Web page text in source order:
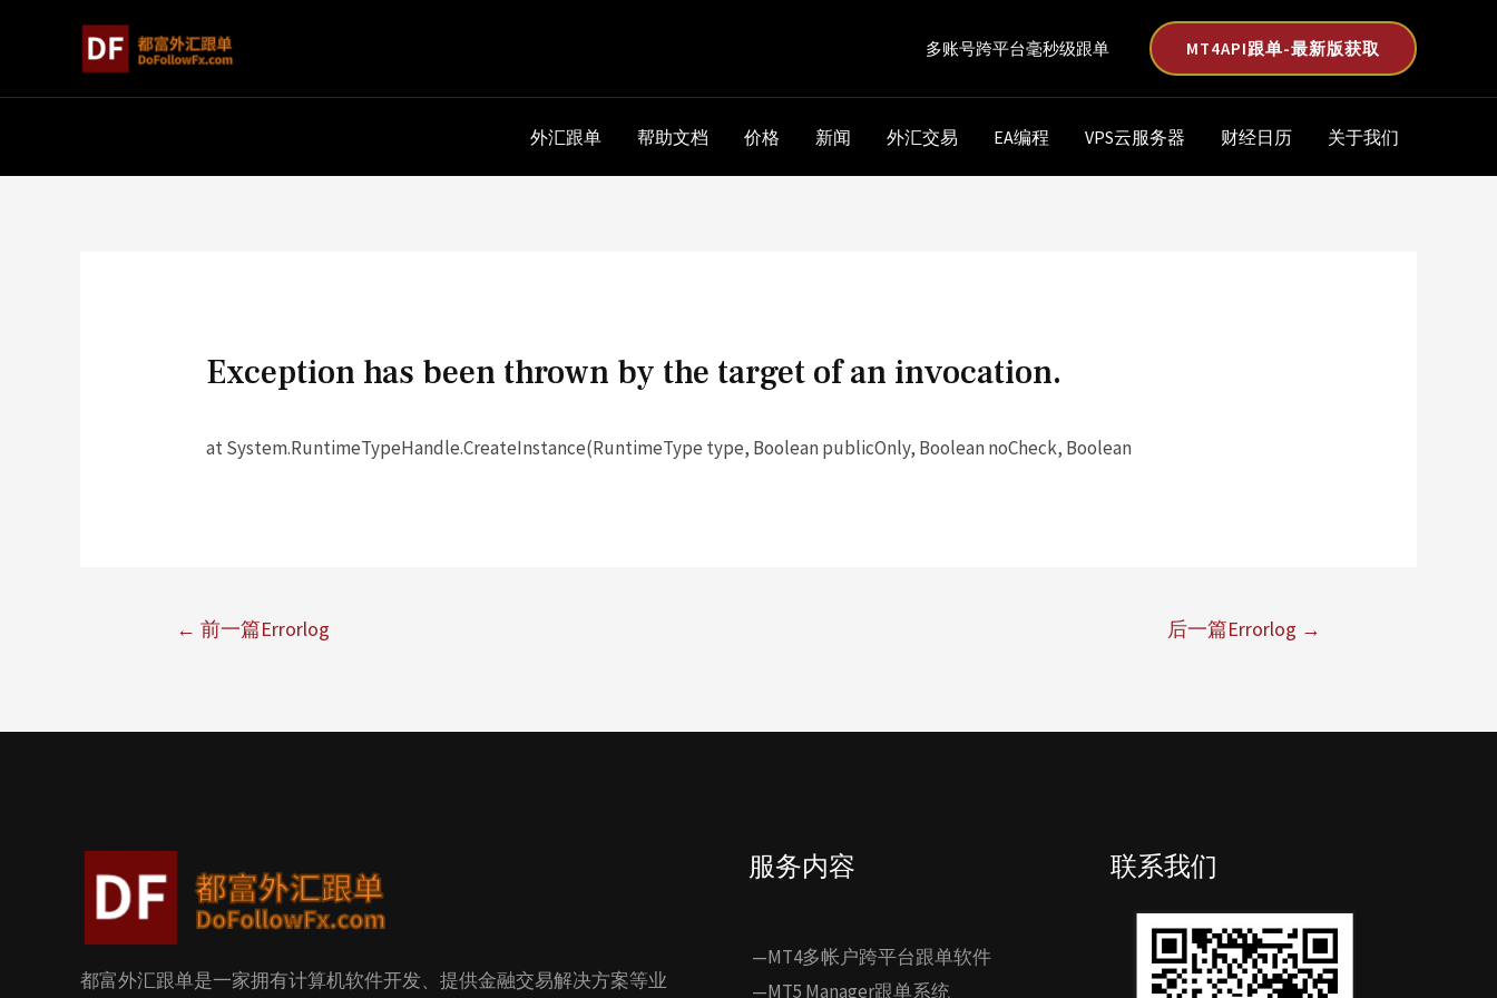
多账号跨平台毫秒级跟单 MT4API跟单-最新版获取
外汇跟单 帮助文档 价格 新闻 外汇交易 EA编程 VPS云服务器 财经日历 关于我们
Exception has been thrown by the target of an invocation.
at System.RuntimeTypeHandle.CreateInstance(RuntimeType type, Boolean publicOnly, Boolean noCheck, Boolean
← 前一篇Errorlog 后一篇Errorlog →
都富外汇跟单是一家拥有计算机软件开发、提供金融交易解决方案等业
服务内容
—MT4多帐户跨平台跟单软件
—MT5 Manager跟单系统
联系我们